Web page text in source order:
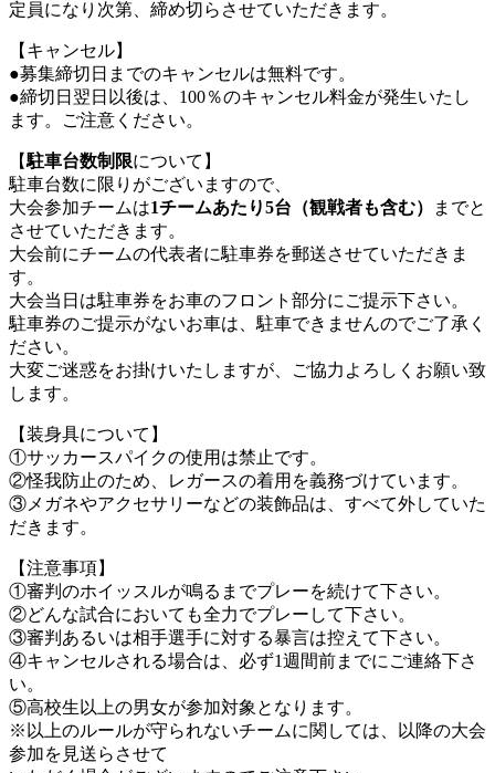
定員になり次第、締め切らさせていただきます。
【キャンセル】
●募集締切日までのキャンセルは無料です。
●締切日翌日以後は、100％のキャンセル料金が発生いたし
ます。ご注意ください。
【駐車台数制限について】
駐車台数に限りがございますので、
大会参加チームは1チームあたり5台（観戦者も含む）
までと
させていただきます。
大会前にチームの代表者に駐車券を郵送させていただきま
す。
大会当日は駐車券をお車のフロント部分にご提示下さい。
駐車券のご提示がないお車は、駐車できませんのでご了承く
ださい。
大変ご迷惑をお掛けいたしますが、ご協力よろしくお願い致
します。
【装身具について】
①サッカースパイクの使用は禁止です。
②怪我防止のため、レガースの着用を義務づけています。
③メガネやアクセサリーなどの装飾品は、すべて外していた
だきます。
【注意事項】
①審判のホイッスルが鳴るまでプレーを続けて下さい。
②どんな試合においても全力でプレーして下さい。
③審判あるいは相手選手に対する暴言は控えて下さい。
④キャンセルされる場合は、必ず1週間前までにご連絡下さ
い。
⑤高校生以上の男女が参加対象となります。
※以上のルールが守られないチームに関しては、以降の大会
参加を見送らさせて